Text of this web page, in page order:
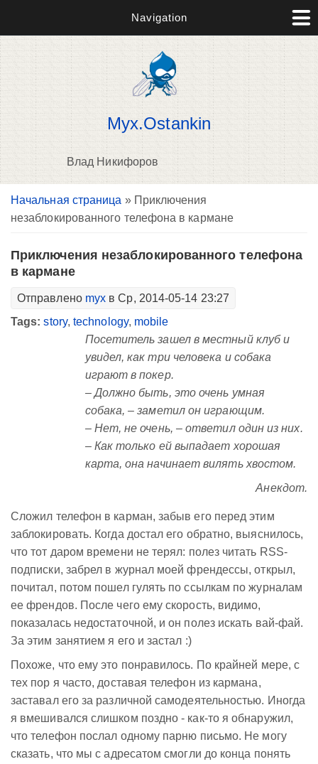
Navigation
Myx.Ostankin
Влад Никифоров
Вы здесь
Начальная страница » Приключения
незаблокированного телефона в кармане
Приключения незаблокированного телефона
в кармане
Отправлено myx в Ср, 2014-05-14 23:27
Tags:story,technology, mobile
Посетитель зашел в местный клуб и
увидел, как три человека и собака
играют в покер.
– Должно быть, это очень умная
собака, – заметил он играющим.
– Нет, не очень, – ответил один из них.
– Как только ей выпадает хорошая
карта, она начинает вилять хвостом.
Анекдот.
Сложил телефон в карман, забыв его перед этим
заблокировать. Когда достал его обратно, выяснилось,
что тот даром времени не терял: полез читать RSS-
подписки, забрел в журнал моей френдессы, открыл,
почитал, потом пошел гулять по ссылкам по журналам
ее френдов. После чего ему скорость, видимо,
показалась недостаточной, и он полез искать вай-фай.
За этим занятием я его и застал :)
Похоже, что ему это понравилось. По крайней мере, с
тех пор я часто, доставая телефон из кармана,
заставал его за различной самодеятельностью. Иногда
я вмешивался слишком поздно - как-то я обнаружил,
что телефон послал одному парню письмо. Не могу
сказать, что мы с адресатом смогли до конца понять